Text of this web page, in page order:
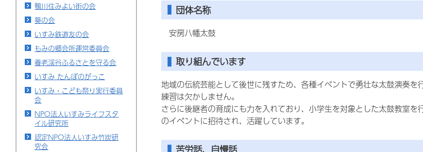
鴨川住みよい街の会
葵の会
いすみ鉄道友の会
もみの郷会所運営委員会
養老渓谷ふるさとを守る会
いすみ たんぼのがっこ
いすみ・こども祭り実行委員
会
NPO法人いすみライフスタ
イル研究所
認定NPO法人いすみ竹炭研
究会
団体名称
安房八幡太鼓
取り組んでいます
地域の伝統芸能として後世に残すため、各種イベントで勇壮な太鼓演奏
練習は欠かしません。
さらに後継者の育成にも力を入れており、小学生を対象とした太鼓教室
のイベントに招待され、活躍しています。